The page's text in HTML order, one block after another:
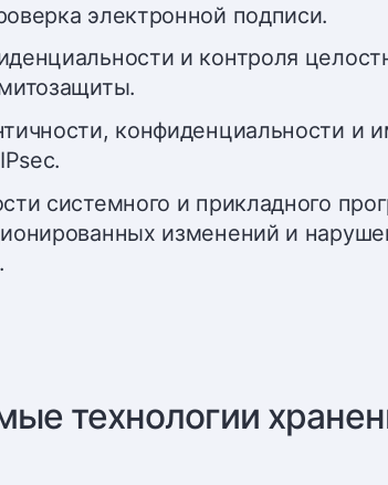
электронной подписи.
и контроля
конфиденциальности и
системного и прикладного
изменений и
технологии